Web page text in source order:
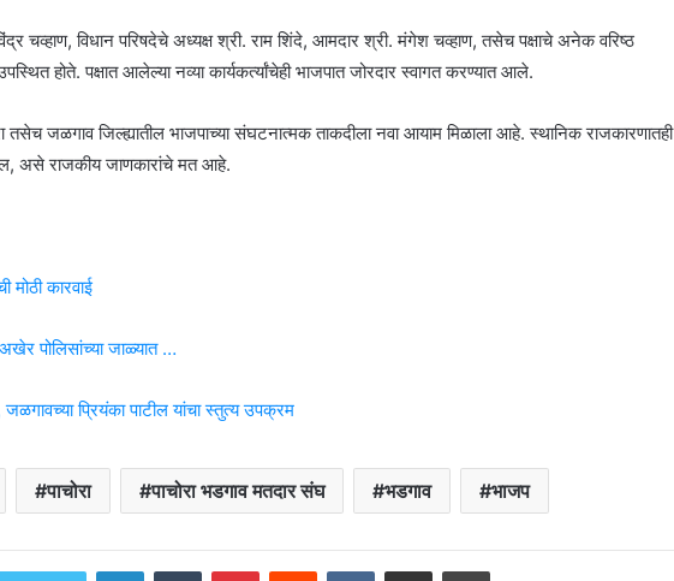
चव्हाण, विधान परिषदेचे अध्यक्ष श्री. राम शिंदे, आमदार श्री. मंगेश चव्हाण, तसेच पक्षाचे अनेक वरिष्ठ
होते. पक्षात आलेल्या नव्या कार्यकर्त्यांचेही भाजपात जोरदार स्वागत करण्यात आले.
तसेच जळगाव जिल्ह्यातील भाजपाच्या संघटनात्मक ताकदीला नवा आयाम मिळाला आहे. स्थानिक राजकारणातही
असे राजकीय जाणकारांचे मत आहे.
मोठी कारवाई
अखेर पोलिसांच्या जाळ्यात …
प्रियंका पाटील यांचा स्तुत्य उपक्रम
पाचोरा पाचोरा भडगाव मतदार संघ भडगाव भाजप
LinkedInTumblr PinterestReddit VKontakteShare via Email Print